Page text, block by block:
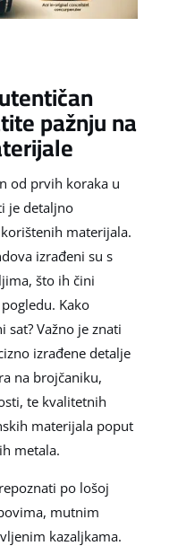
pažnju na
od prvih koraka u
je detaljno
materijala.
izrađeni su s
što ih čini
Kako
sat? Važno je znati
izrađene detalje
na brojčaniku,
te kvalitetnih
materijala poput
metala.
po lošoj
mutnim
kazaljkama.